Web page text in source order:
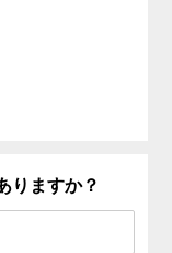
りますか？